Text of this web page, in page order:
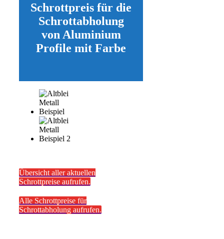
Schrottpreis für die
Schrottabholung
von Aluminium
Profile mit Farbe
Übersicht aller aktuellen
Schrottpreise aufrufen.
Alle Schrottpreise für
Schrottabholung aufrufen.